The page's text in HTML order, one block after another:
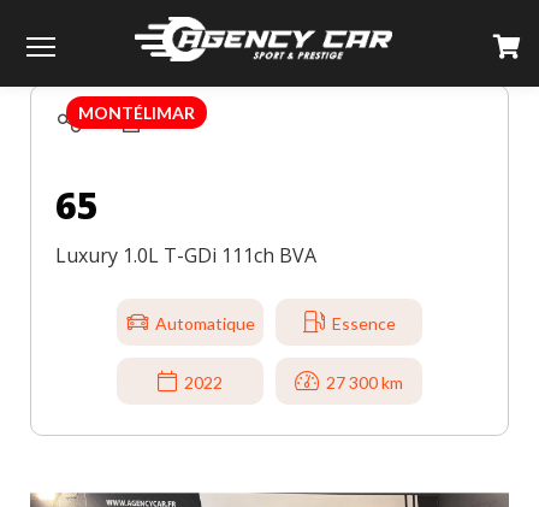
TOUS LES VÉHICULES 65
65
Luxury 1.0L T-GDi 111ch BVA
Automatique Essence
2022 27 300 km
MONTÉLIMAR